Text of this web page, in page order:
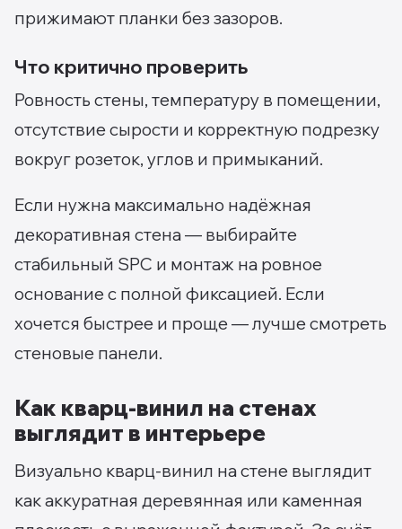
прижимают планки без зазоров.
Что критично проверить
Ровность стены, температуру в помещении,
отсутствие сырости и корректную подрезку
вокруг розеток, углов и примыканий.
Если нужна максимально надёжная
декоративная стена — выбирайте
стабильный SPC и монтаж на ровное
основание с полной фиксацией. Если
хочется быстрее и проще — лучше смотреть
стеновые панели.
Как кварц-винил на стенах
выглядит в интерьере
Визуально кварц-винил на стене выглядит
как аккуратная деревянная или каменная